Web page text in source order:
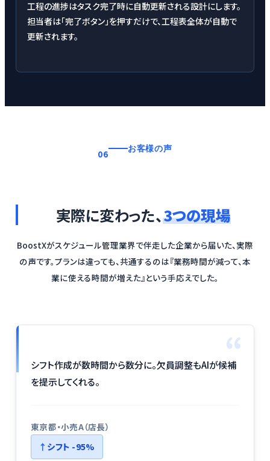
工程の進捗はタスク完了時に自動更新される設計にします。
担当者は「完了ボタン」を押すだけで、工程表全体が自動で
更新されます。
06
お客様の声
実際に変わった、3つの現場
BoostXがスケジュール管理業界で伴走した企業から届いた、実際
の声です。プランは違っても、共通するのは『業務時間が減って、本
業に使える時間が増えた』という手応えでした。
“
シフト作成が数時間から数分に。欠員調整もAIが候補
を提示してくれる。
東京都・小売A（店長）
シフト -95%